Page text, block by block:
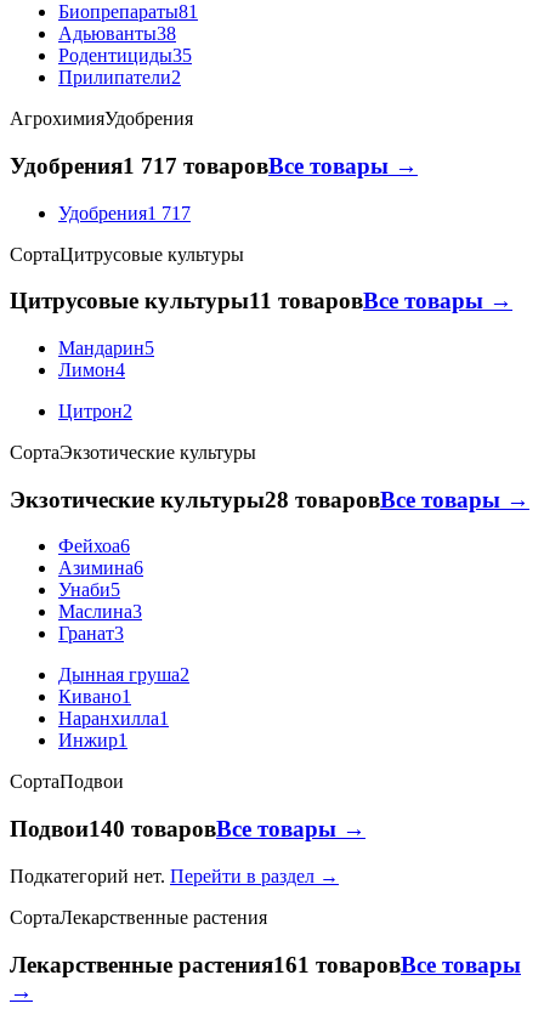
Биопрепараты81
Адьюванты38
Родентициды35
Прилипатели2
АгрохимияУдобрения
Удобрения1 717 товаровВсе товары →
Удобрения1 717
СортаЦитрусовые культуры
Цитрусовые культуры11 товаровВсе товары →
Мандарин5
Лимон4
Цитрон2
СортаЭкзотические культуры
Экзотические культуры28 товаровВсе товары →
Фейхоа6
Азимина6
Унаби5
Маслина3
Гранат3
Дынная груша2
Кивано1
Наранхилла1
Инжир1
СортаПодвои
Подвои140 товаровВсе товары →
Подкатегорий нет. Перейти в раздел →
СортаЛекарственные растения
Лекарственные растения161 товаровВсе товары
→